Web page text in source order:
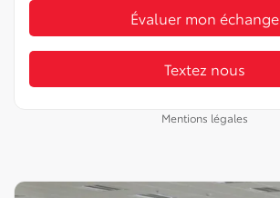
Évaluer mon échange
Textez nous
Mentions légales